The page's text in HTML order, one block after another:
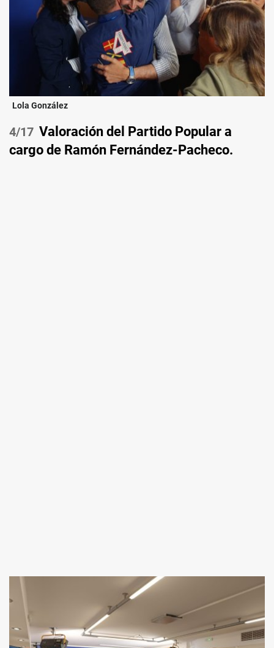
Lola González
/17 Valoración del Partido Popular a
cargo de Ramón Fernández-Pacheco.